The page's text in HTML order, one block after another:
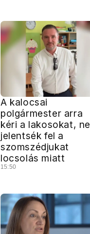
A kalocsai
polgármester arra
kéri a lakosokat, ne
jelentsék fel a
szomszédjukat
locsolás miatt
15:50